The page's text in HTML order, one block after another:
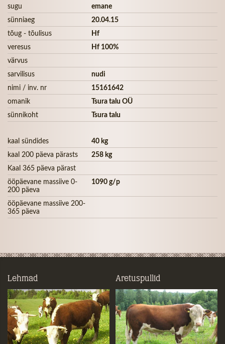
sugu
emane
sünniaeg
20.04.15
tõug - tõulisus
Hf
veresus
Hf 100%
värvus
sarvilisus
nudi
nimi / inv. nr
15161642
omanik
Tsura talu OÜ
sünnikoht
Tsura talu
kaal sündides
40 kg
kaal 200 päeva pärasts
258 kg
Kaal 365 päeva pärast
ööpäevane massiive 0-
200 päeva
1090 g/p
ööpäevane massiive 200-
365 päeva
Lehmad Aretuspullid